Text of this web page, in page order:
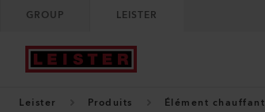
GROUP LEISTER
Leister Produits Élément chauffant